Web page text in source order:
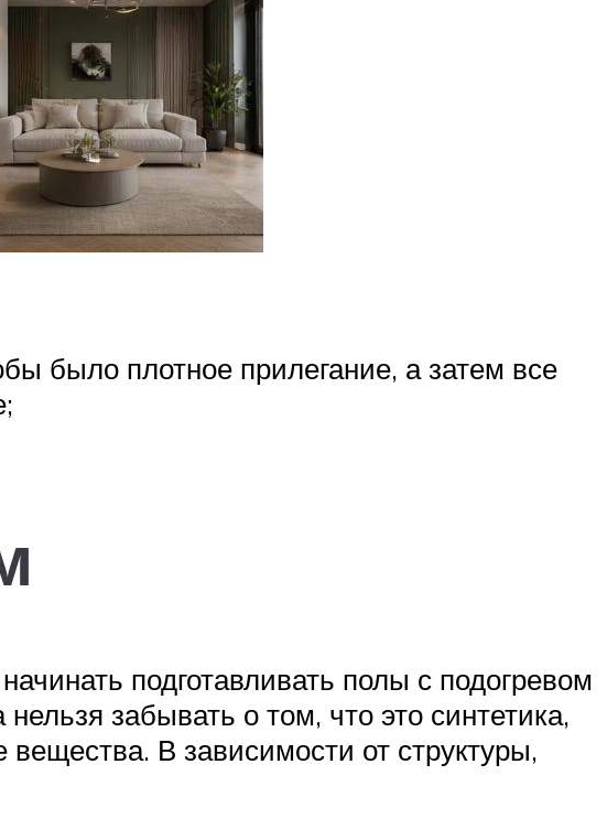
было плотное прилегание, а затем все
подготавливать полы с подогревом
забывать о том, что это синтетика,
В зависимости от структуры,